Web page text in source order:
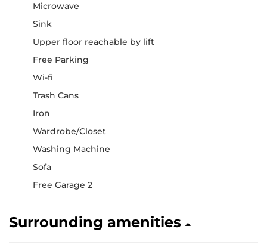
Microwave
Sink
Upper floor reachable by lift
Free Parking
Wi-fi
Trash Cans
Iron
Wardrobe/Closet
Washing Machine
Sofa
Free Garage 2
Surrounding amenities